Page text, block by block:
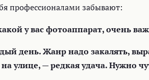
профессионалами забывают:
у вас фотоаппарат, очень
день. Жанр надо закалять,
улице, — редкая удача. Нужно